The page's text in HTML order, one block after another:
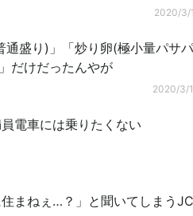
2020/3/
盛り)」「炒り卵(極小量パサパ
だけだったんやが
2020/3/
電車には乗りたくない
まねぇ…？」と聞いてしまう